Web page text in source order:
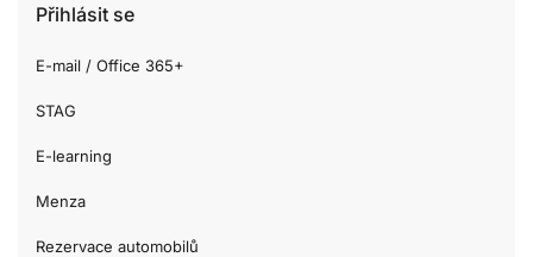
Přihlásit se
E-mail / Office 365+
STAG
E-learning
Menza
Rezervace automobilů